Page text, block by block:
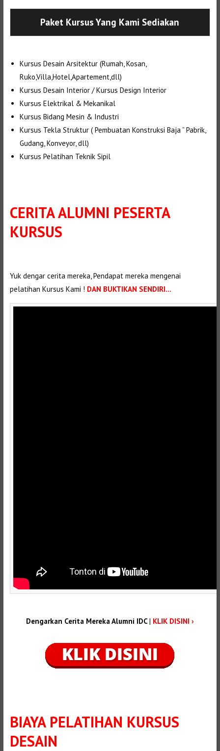
Paket Kursus Yang Kami Sediakan
Kursus Desain Arsitektur (Rumah, Kosan,
Ruko,Villa,Hotel,Apartement,dll)
Kursus Desain Interior / Kursus Design Interior
Kursus Elektrikal & Mekanikal
Kursus Bidang Mesin & Industri
Kursus Tekla Struktur ( Pembuatan Konstruksi Baja ” Pabrik,
Gudang, Konveyor, dll)
Kursus Pelatihan Teknik Sipil
CERITA ALUMNI PESERTA
KURSUS
Yuk dengar cerita mereka, Pendapat mereka mengenai
pelatihan Kursus Kami ! DAN BUKTIKAN SENDIRI…
Dengarkan Cerita Mereka Alumni IDC | KLIK DISINI ›
BIAYA PELATIHAN KURSUS
DESAIN